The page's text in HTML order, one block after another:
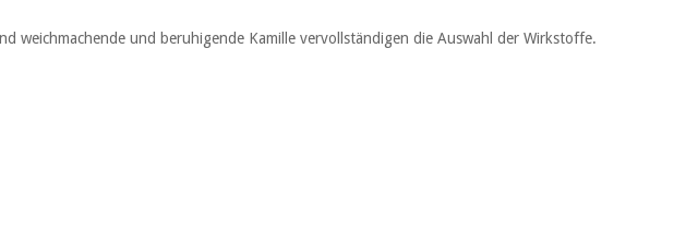
weichmachende und beruhigende Kamille vervollständigen die Auswahl der Wirkstoffe.